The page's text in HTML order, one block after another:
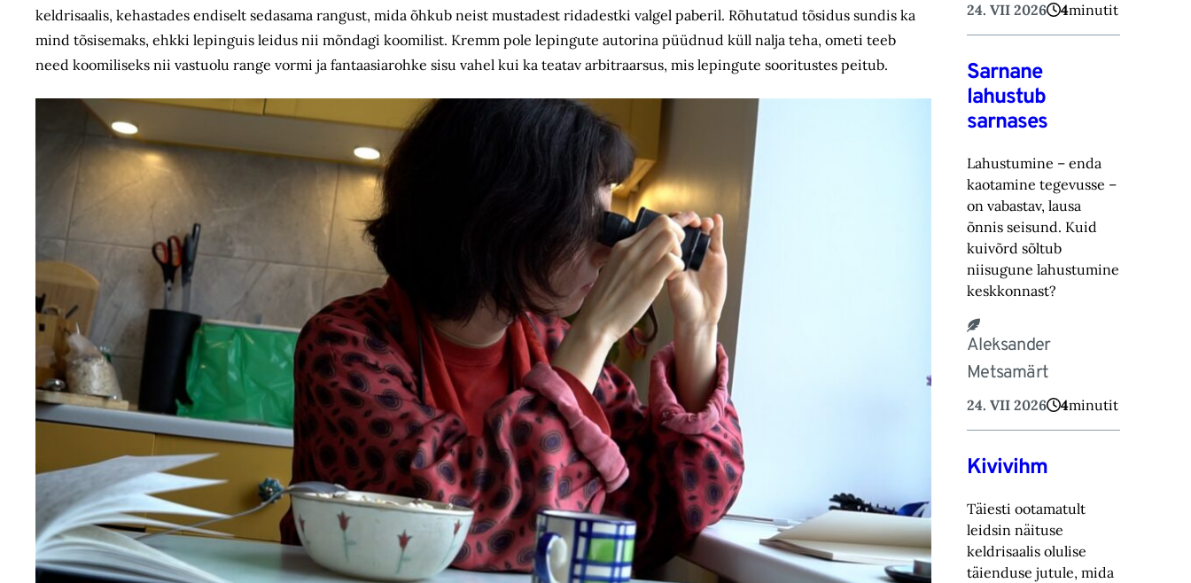
keldrisaalis, kehastades endiselt sedasama rangust, mida õhkub neist mustadest ridadestki valgel paberil. Rõhutatud tõsidus sundis ka
mind tõsisemaks, ehkki lepinguis leidus nii mõndagi koomilist. Kremm pole lepingute autorina püüdnud küll nalja teha, ometi teeb
need koomiliseks nii vastuolu range vormi ja fantaasiarohke sisu vahel kui ka teatav arbitraarsus, mis lepingute sooritustes peitub.
24. VII 2026 4minutit
Sarnane
lahustub
sarnases
Lahustumine – enda
kaotamine tegevusse –
on vabastav, lausa
õnnis seisund. Kuid
kuivõrd sõltub
niisugune lahustumine
keskkonnast?
Aleksander
Metsamärt
24. VII 2026 4minutit
Kivivihm
Täiesti ootamatult
leidsin näituse
keldrisaalis olulise
täienduse jutule, mida